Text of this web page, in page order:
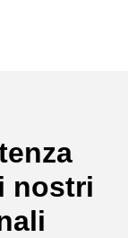
nostri